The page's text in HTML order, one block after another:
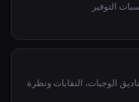
التوفير
الوجبات، النقابات ونظرة